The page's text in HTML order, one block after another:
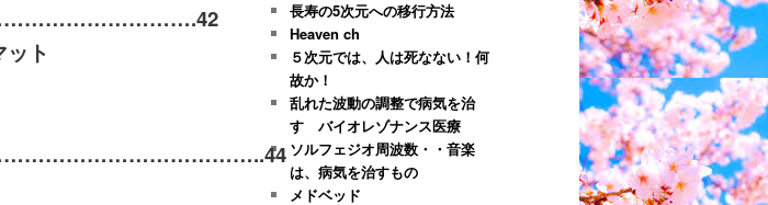
42
ット
44
長寿の5次元への移行方法
Heaven ch
５次元では、人は死なない！何
故か！
乱れた波動の調整で病気を治
す バイオレゾナンス医療
ソルフェジオ周波数・・音楽
は、病気を治すもの
メドベッド